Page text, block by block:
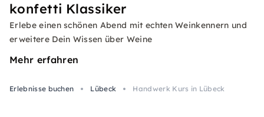
konfetti Klassiker
Erlebe einen schönen Abend mit echten Weinkennern und
erweitere Dein Wissen über Weine
Mehr erfahren
Erlebnisse buchen Lübeck Handwerk Kurs in Lübeck